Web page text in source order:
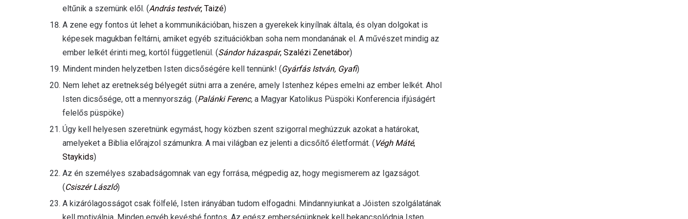
eltűnik a szemünk elől. (András testvér, Taizé)
A zene egy fontos út lehet a kommunikációban, hiszen a gyerekek kinyílnak általa, és olyan dolgokat is
képesek magukban feltárni, amiket egyéb szituációkban soha nem mondanának el. A művészet mindig az
ember lelkét érinti meg, kortól függetlenül. (Sándor házaspár, Szalézi Zenetábor)
Mindent minden helyzetben Isten dicsőségére kell tennünk! (Gyárfás István, Gyafi)
Nem lehet az eretnekség bélyegét sütni arra a zenére, amely Istenhez képes emelni az ember lelkét. Ahol
Isten dicsősége, ott a mennyország. (Palánki Ferenc, a Magyar Katolikus Püspöki Konferencia ifjúságért
felelős püspöke)
Úgy kell helyesen szeretnünk egymást, hogy közben szent szigorral meghúzzuk azokat a határokat,
amelyeket a Biblia előrajzol számunkra. A mai világban ez jelenti a dicsőítő életformát. (Végh Máté,
Staykids)
Az én személyes szabadságomnak van egy forrása, mégpedig az, hogy megismerem az Igazságot.
(Csiszér László)
A kizárólagosságot csak fölfelé, Isten irányában tudom elfogadni. Mindannyiunkat a Jóisten szolgálatának
kell motiválnia. Minden egyéb kevésbé fontos. Az egész emberségünknek kell bekapcsolódnia Isten